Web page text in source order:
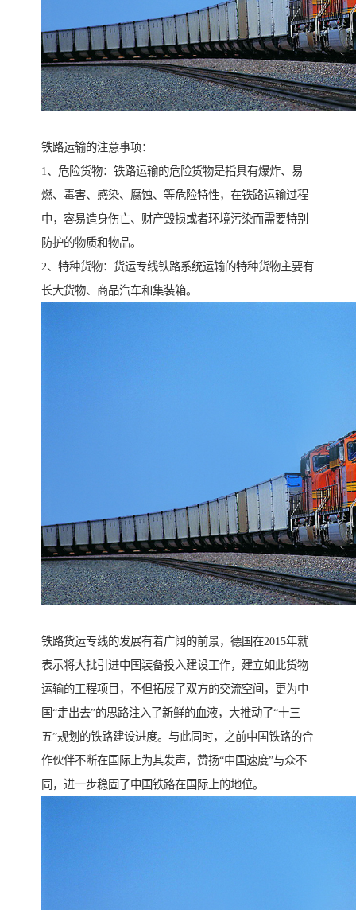
铁路运输的注意事项：
1、危险货物：铁路运输的危险货物是指具有爆炸、易
燃、毒害、感染、腐蚀、等危险特性，在铁路运输过程
中，容易造身伤亡、财产毁损或者环境污染而需要特别
防护的物质和物品。
2、特种货物：货运专线铁路系统运输的特种货物主要有
长大货物、商品汽车和集装箱。
铁路货运专线的发展有着广阔的前景，德国在2015年就
表示将大批引进中国装备投入建设工作，建立如此货物
运输的工程项目，不但拓展了双方的交流空间，更为中
国“走出去”的思路注入了新鲜的血液，大推动了“十三
五”规划的铁路建设进度。与此同时，之前中国铁路的合
作伙伴不断在国际上为其发声，赞扬“中国速度”与众不
同，进一步稳固了中国铁路在国际上的地位。